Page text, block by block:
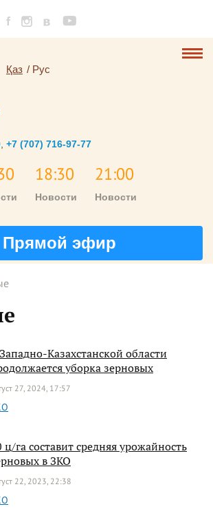
Қаз Рус
+7 (707) 716-97-77
18:30
Новости
21:00
Новости
Прямой эфир
Казахстанской области
уборка зерновых
27, 2024, 17:57
ц/га составит средняя урожайность
в ЗКО
22, 2023, 22:38